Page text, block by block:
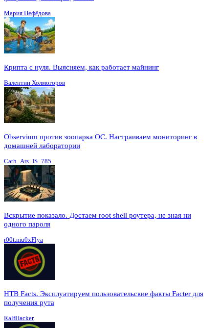
Мария Нефёдова
Крипта с нуля. Выясняем, как работает майнинг
Валентин Холмогоров
Observium против зоопарка ОС. Настраиваем мониторинг в
домашней лаборатории
Cath_Ars_IS_785
Вскрытие показало. Достаем root shell роутера, не зная ни
одного пароля
r00t.mu0xFlya
HTB Facts. Эксплуатируем пользовательские факты Facter для
получения рута
RalfHacker